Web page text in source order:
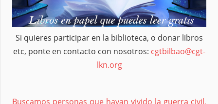
Si quieres participar en la biblioteca, o donar libros
etc, ponte en contacto con nosotros: cgtbilbao@cgt-
lkn.org
Buscamos personas que hayan vivido la guerra civil,